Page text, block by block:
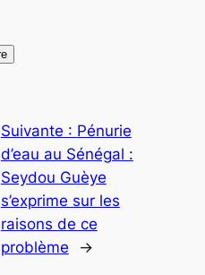
Suivante : Pénurie
d’eau au Sénégal :
Seydou Guèye
s’exprime sur les
raisons de ce
problème
→